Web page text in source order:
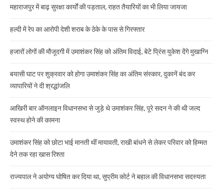
महाराजपुर में बाढ़ सुरक्षा कार्यों की पड़ताल, राहत तैयारियों का भी लिया जायजा
हल्दी में रेप का आरोपी देशी शराब के ठेके के पास से गिरफ्तार
हजारों लोगों की मौजूदगी में उमाशंकर सिंह को अंतिम विदाई, बेटे प्रिंस युकेश देंगे मुखाग्नि
बयासी घाट पर शुक्रवार को होगा उमाशंकर सिंह का अंतिम संस्कार, दुकानें बंद कर
व्यापारियों ने दी श्रद्धांजलि
आखिरी बार ऑनलाइन विधानसभा से जुड़े थे उमाशंकर सिंह, पूरे सदन ने की थी जल्द
स्वस्थ होने की कामना
उमाशंकर सिंह को छोटा भाई मानती थीं मायावती, राखी बांधने से लेकर परिवार को हिम्मत
देने तक रहा खास रिश्ता
राज्यपाल ने अयोग्य घोषित कर दिया था, सुप्रीम कोर्ट ने बहाल की विधानसभा सदस्यता